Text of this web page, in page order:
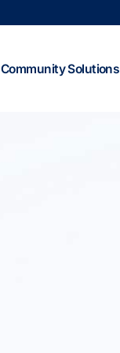
Community Solutions